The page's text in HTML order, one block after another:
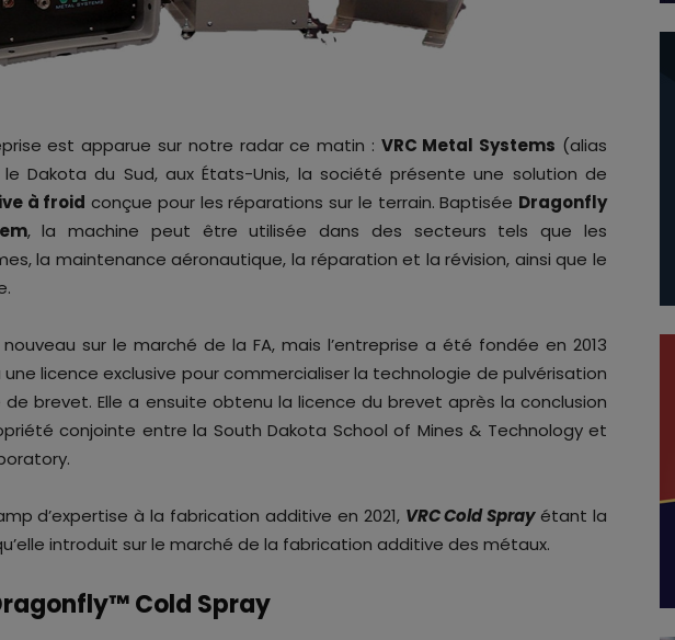
est apparue sur notre radar ce matin : VRC Metal Systems (alias
le Dakota du Sud, aux États-Unis, la société présente une solution de
à froid conçue pour les réparations sur le terrain. Baptisée Dragonfly
, la machine peut être utilisée dans des secteurs tels que les
la maintenance aéronautique, la réparation et la révision, ainsi que le
sur le marché de la FA, mais l’entreprise a été fondée en 2013
licence exclusive pour commercialiser la technologie de pulvérisation
brevet. Elle a ensuite obtenu la licence du brevet après la conclusion
conjointe entre la South Dakota School of Mines & Technology et
d’expertise à la fabrication additive en 2021, VRC Cold Sprayétant la
introduit sur le marché de la fabrication additive des métaux.
Cold Spray